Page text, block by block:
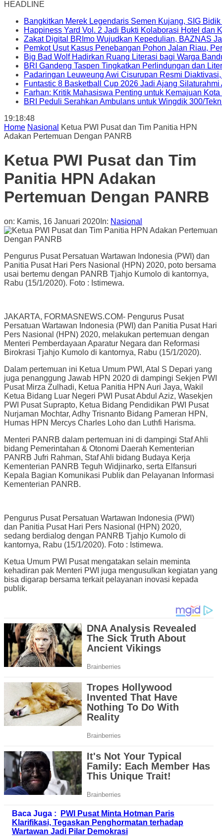
HEADLINE
Bangkitkan Merek Legendaris Semen Kujang, SIG
Happiness Yard Vol. 2 Jadi Bukti Kolaborasi Hotel dan
Zakat Digital BRImo Wujudkan Kepedulian, BAZNAS
Pemkot Usut Kasus Penebangan Pohon Jalan Riau,
Big Bad Wolf Hadirkan Ruang Literasi bagi Warga
BRI Gandeng Taspen Tingkatkan Perlindungan dan
Padaringan Leuweung Awi Cisurupan Resmi
Funtastic 8 Basketball Cup 2026 Jadi Ajang
Farhan: Kritik Mahasiswa Penting untuk Kemajuan
BRI Peduli Serahkan Ambulans untuk Wingdik 300/
19:18:49
Home Nasional
Ketua PWI Pusat dan Tim Panitia HPN
Adakan Pertemuan Dengan PANRB
Ketua PWI Pusat dan Tim
Panitia HPN Adakan
Pertemuan Dengan PANRB
on: Kamis, 16 Januari 2020 In: Nasional
Pengurus Pusat Persatuan Wartawan Indonesia (PWI) dan
Panitia Pusat Hari Pers Nasional (HPN) 2020, poto bersama
usai bertemu dengan PANRB Tjahjo Kumolo di kantornya,
Rabu (15/1/2020). Foto : Istimewa.
JAKARTA, FORMASNEWS.COM- Pengurus Pusat
Persatuan Wartawan Indonesia (PWI) dan Panitia Pusat Hari
Pers Nasional (HPN) 2020, melakukan pertemuan dengan
Menteri Pemberdayaan Aparatur Negara dan Reformasi
Birokrasi Tjahjo Kumolo di kantornya, Rabu (15/1/2020).
Dalam pertemuan ini Ketua Umum PWI, Atal S Depari yang
juga penanggung Jawab HPN 2020 di dampingi Sekjen PWI
Pusat Mirza Zulhadi, Ketua Panitia HPN Auri Jaya, Wakil
Ketua Bidang Luar Negeri PWI Pusat Abdul Aziz, Wasekjen
PWI Pusat Suprapto, Ketua Bidang Pendidikan PWI Pusat
Nurjaman Mochtar, Adhy Trisnanto Bidang Pameran HPN,
Humas HPN Mercys Charles Loho dan Luthfi Harisma.
Menteri PANRB dalam pertemuan ini di dampingi Staf Ahli
bidang Pemerintahan & Otonomi Daerah Kementerian
PANRB Jufri Rahman, Staf Ahli bidang Budaya Kerja
Kementerian PANRB Teguh Widjinarko, serta Elfansuri
Kepala Bagian Komunikasi Publik dan Pelayanan Informasi
Kementerian PANRB.
Pengurus Pusat Persatuan Wartawan Indonesia (PWI)
dan Panitia Pusat Hari Pers Nasional (HPN) 2020,
sedang berdialog dengan PANRB Tjahjo Kumolo di
kantornya, Rabu (15/1/2020). Foto : Istimewa.
Ketua Umum PWI Pusat mengatakan selain meminta
kehadiran pak Menteri PWI juga mengusulkan kegiatan yang
bisa digarap bersama terkait pelayanan inovasi kepada
publik.
Baca Juga :
PWI Pusat Minta Hotman Paris
Klarifikasi, Tegaskan Penghormatan terhadap
Wartawan Jadi Pilar Demokrasi